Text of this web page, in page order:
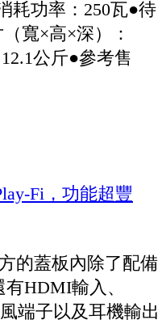
耗功率：250瓦●待
寬×高×深）：
公斤●參考售
的蓋板內除了配備
HDMI輸入、
端子以及耳機輸出